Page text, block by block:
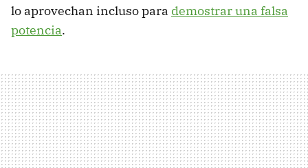
lo aprovechan incluso para demostrar una falsa
potencia.